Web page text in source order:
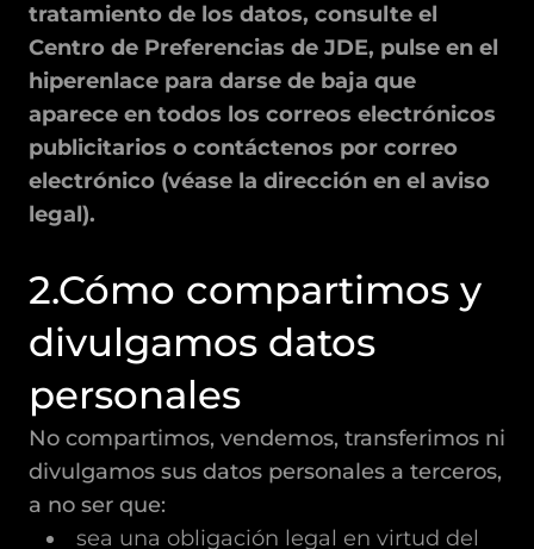
tratamiento de los datos, consulte el
Centro de Preferencias de JDE, pulse en el
hiperenlace para darse de baja que
aparece en todos los correos electrónicos
publicitarios o contáctenos por correo
electrónico (véase la dirección en el aviso
legal).
2.Cómo compartimos y
divulgamos datos
personales
No compartimos, vendemos, transferimos ni
divulgamos sus datos personales a terceros,
a no ser que:
sea una obligación legal en virtud del